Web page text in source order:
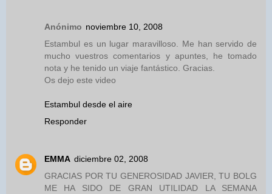
Anónimo noviembre 10, 2008
Estambul es un lugar maravilloso. Me han servido de
mucho vuestros comentarios y apuntes, he tomado
nota y he tenido un viaje fantástico. Gracias.
Os dejo este video
Estambul desde el aire
Responder
EMMA diciembre 02, 2008
GRACIAS POR TU GENEROSIDAD JAVIER, TU BOLG
ME HA SIDO DE GRAN UTILIDAD LA SEMANA